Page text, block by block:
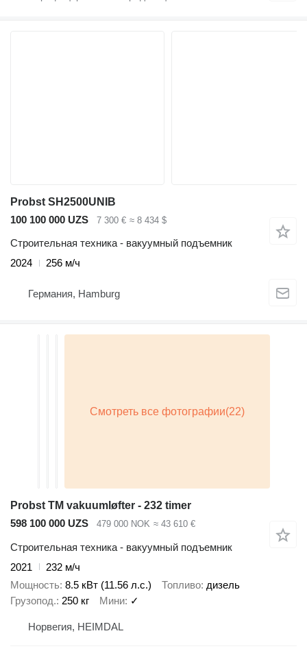
Probst SH2500UNIB
100 100 000 UZS
7 300 € ≈ 8 434 $
Строительная техника - вакуумный подъемник
2024
256 м/ч
Германия, Hamburg
Probst TM vakuumløfter - 232 timer
598 100 000 UZS
479 000 NOK ≈ 43 610 €
Строительная техника - вакуумный подъемник
2021
232 м/ч
Мощность 8.5 кВт (11.56 л.с.) Топливо дизель
Грузопод. 250 кг Мини ✓
Норвегия, HEIMDAL